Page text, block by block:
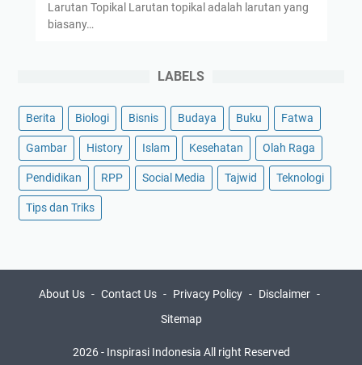
Larutan Topikal Larutan topikal adalah larutan yang
biasany…
LABELS
Berita Biologi Bisnis Budaya Buku Fatwa
Gambar History Islam Kesehatan Olah Raga
Pendidikan RPP Social Media Tajwid Teknologi
Tips dan Triks
About Us Contact Us Privacy Policy
Disclaimer
Sitemap
2026- Inspirasi Indonesia All right Reserved